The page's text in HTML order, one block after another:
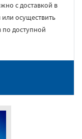
с доставкой в
осуществить
доступной